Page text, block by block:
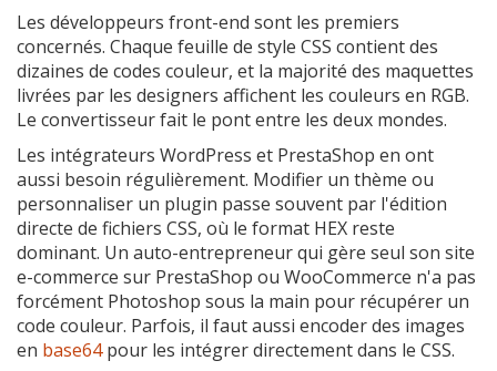
Les développeurs front-end sont les premiers
concernés. Chaque feuille de style CSS contient des
dizaines de codes couleur, et la majorité des maquettes
livrées par les designers affichent les couleurs en RGB.
Le convertisseur fait le pont entre les deux mondes.
Les intégrateurs WordPress et PrestaShop en ont
aussi besoin régulièrement. Modifier un thème ou
personnaliser un plugin passe souvent par l'édition
directe de fichiers CSS, où le format HEX reste
dominant. Un auto-entrepreneur qui gère seul son site
e-commerce sur PrestaShop ou WooCommerce n'a pas
forcément Photoshop sous la main pour récupérer un
code couleur. Parfois, il faut aussi encoder des images
en base64pour les intégrer directement dans le CSS.